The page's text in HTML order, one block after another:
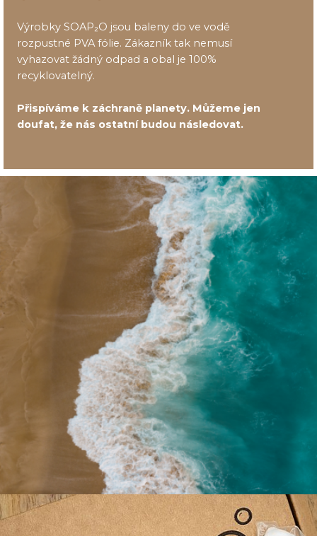
Výrobky SOAP₂O jsou baleny do ve vodě
rozpustné PVA fólie. Zákazník tak nemusí
vyhazovat žádný odpad a obal je 100%
recyklovatelný.
Přispíváme k záchraně planety. Můžeme jen
doufat, že nás ostatní budou následovat.